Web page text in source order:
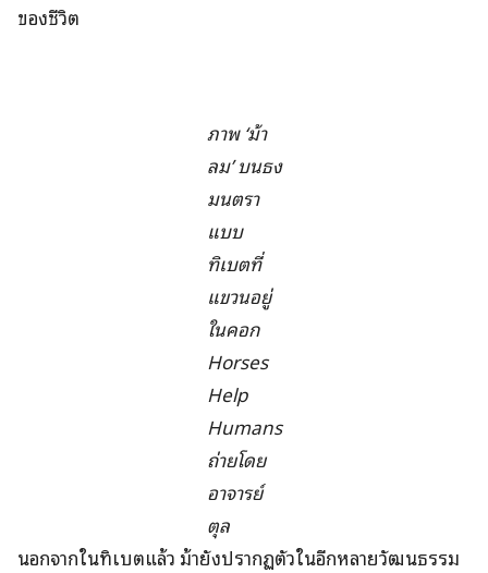
ของชีวิต
ภาพ ‘ม้า
ลม’ บนธง
มนตรา
แบบ
ทิเบตที่
แขวนอยู่
ในคอก
Horses
Help
Humans
ถ่ายโดย
อาจารย์
ตุล
นอกจากในทิเบตแล้ว ม้ายังปรากฏตัวในอีกหลายวัฒนธรรม